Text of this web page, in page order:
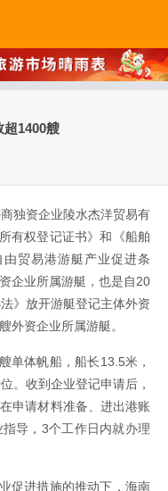
超1400艘
独资企业陵水杰洋贸易有
有权登记证书》和《船舶
贸易港游艇产业促进条
企业所属游艇，也是自20
》放开游艇登记主体外资
外资企业所属游艇。
单体帆船，船长13.5米，
。收到企业登记申请后，
申请材料准备、进出港账
导，3个工作日内就办理
促进措施的推动下，海南